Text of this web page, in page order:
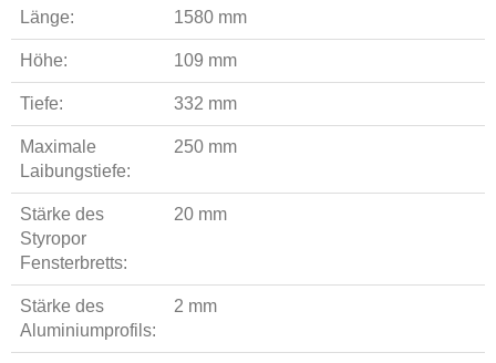
Länge: 1580 mm
Höhe: 109 mm
Tiefe: 332 mm
Maximale
Laibungstiefe:
250 mm
Stärke des
Styropor
Fensterbretts:
20 mm
Stärke des
Aluminiumprofils:
2 mm